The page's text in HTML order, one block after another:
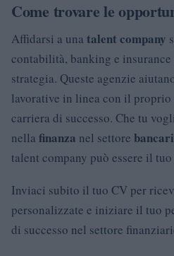
Come trovare le
Affidarsi a una talent company
contabilità, banking e insurance
strategia. Queste agenzie
lavorative in linea con il
carriera di successo. Che tu
nella finanza nel settore
talent company può essere il
Inviaci subito il tuo CV per
personalizzate e iniziare il tuo
di successo nel settore